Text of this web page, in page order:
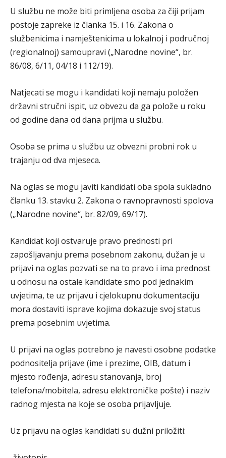
U službu ne može biti primljena osoba za čiji prijam
postoje zapreke iz članka 15. i 16. Zakona o
službenicima i namještenicima u lokalnoj i područnoj
(regionalnoj) samoupravi („Narodne novine“, br.
86/08, 6/11, 04/18 i 112/19).
Natjecati se mogu i kandidati koji nemaju položen
državni stručni ispit, uz obvezu da ga polože u roku
od godine dana od dana prijma u službu.
Osoba se prima u službu uz obvezni probni rok u
trajanju od dva mjeseca.
Na oglas se mogu javiti kandidati oba spola sukladno
članku 13. stavku 2. Zakona o ravnopravnosti spolova
(„Narodne novine“, br. 82/09, 69/17).
Kandidat koji ostvaruje pravo prednosti pri
zapošljavanju prema posebnom zakonu, dužan je u
prijavi na oglas pozvati se na to pravo i ima prednost
u odnosu na ostale kandidate smo pod jednakim
uvjetima, te uz prijavu i cjelokupnu dokumentaciju
mora dostaviti isprave kojima dokazuje svoj status
prema posebnim uvjetima.
U prijavi na oglas potrebno je navesti osobne podatke
podnositelja prijave (ime i prezime, OIB, datum i
mjesto rođenja, adresu stanovanja, broj
telefona/mobitela, adresu elektroničke pošte) i naziv
radnog mjesta na koje se osoba prijavljuje.
Uz prijavu na oglas kandidati su dužni priložiti: